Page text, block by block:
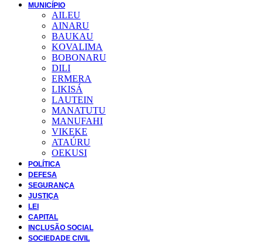
MUNICÍPIO
AILEU
AINARU
BAUKAU
KOVALIMA
BOBONARU
DILI
ERMERA
LIKISÁ
LAUTEIN
MANATUTU
MANUFAHI
VIKEKE
ATAÚRU
OEKUSI
POLÍTICA
DEFESA
SEGURANÇA
JUSTIÇA
LEI
CAPITAL
INCLUSÃO SOCIAL
SOCIEDADE CIVIL